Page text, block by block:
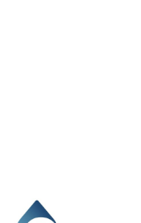
EMAUX-
LOGO